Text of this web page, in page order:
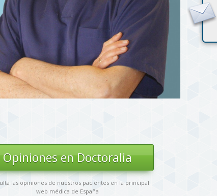
Opiniones en Doctoralia
las opiniones de nuestros pacientes en la principal
web médica de España